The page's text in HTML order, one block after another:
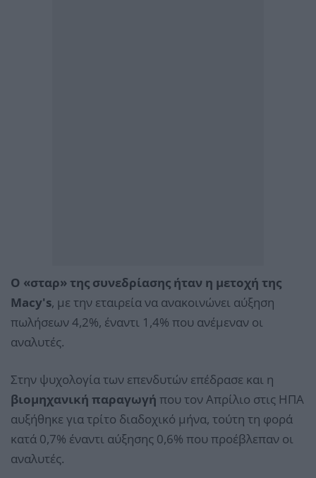
Ο «σταρ» της συνεδρίασης ήταν η μετοχή της
Macy's, με την εταιρεία να ανακοινώνει αύξηση
πωλήσεων 4,2%, έναντι 1,4% που ανέμεναν οι
αναλυτές.
Στην ψυχολογία των επενδυτών επέδρασε και η
βιομηχανική παραγωγή που τον Απρίλιο στις ΗΠΑ
αυξήθηκε για τρίτο διαδοχικό μήνα, τούτη τη φορά
κατά 0,7% έναντι αύξησης 0,6% που προέβλεπαν οι
αναλυτές.